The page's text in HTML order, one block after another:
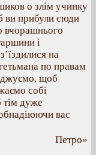
о злім учинку
ви прибули сюди
вчорашнього
і
на
по правам
щоб
собі
тім дуже
вас
Петро»